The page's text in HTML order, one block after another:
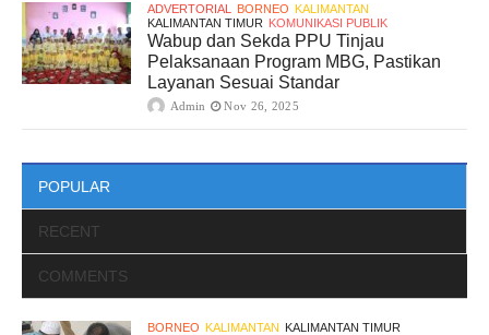
ADVERTORIAL BORNEO KALIMANTAN
KALIMANTAN TIMUR KOMUNIKASI PUBLIK
Wabup dan Sekda PPU Tinjau
Pelaksanaan Program MBG, Pastikan
Layanan Sesuai Standar
Admin Nov 26, 2025
POPULAR
RECENT
COMMENTS
BORNEO KALIMANTAN KALIMANTAN TIMUR